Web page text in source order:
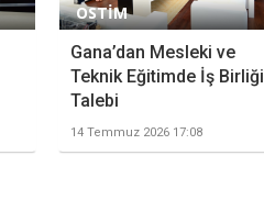
OSTİM
Gana’dan Mesleki ve
Teknik Eğitimde İş Birliği
Talebi
14 Temmuz 2026 17:08